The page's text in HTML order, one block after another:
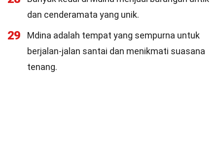
dan cenderamata yang unik.
29
Mdina adalah tempat yang sempurna untuk
berjalan-jalan santai dan menikmati suasana
tenang.